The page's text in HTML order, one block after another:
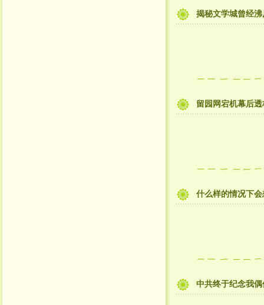
揭秘文学城曾经
留园网宕机幕后
什么样的情况下
中共终于纪念我